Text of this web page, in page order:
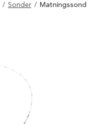
/ Sonder / Matningssond